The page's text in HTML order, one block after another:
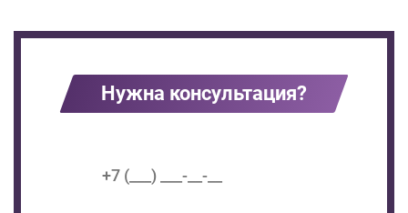
Нужна консультация?